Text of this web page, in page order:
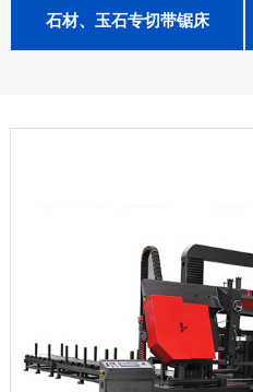
石材、玉石专切带锯床